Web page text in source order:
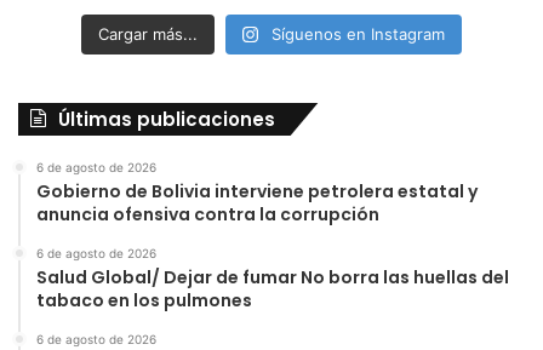
Cargar más... Síguenos en Instagram
Últimas publicaciones
6 de agosto de 2026
Gobierno de Bolivia interviene petrolera estatal y
anuncia ofensiva contra la corrupción
6 de agosto de 2026
Salud Global/ Dejar de fumar No borra las huellas del
tabaco en los pulmones
6 de agosto de 2026